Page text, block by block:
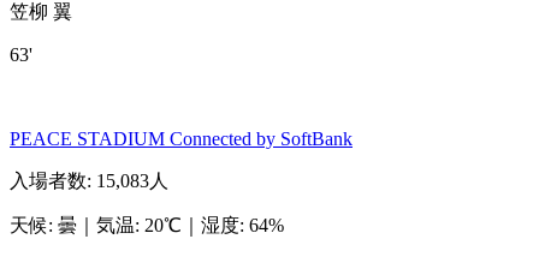
笠柳 翼
63'
PEACE STADIUM Connected by SoftBank
入場者数: 15,083人
天候: 曇 気温: 20℃ 湿度: 64%